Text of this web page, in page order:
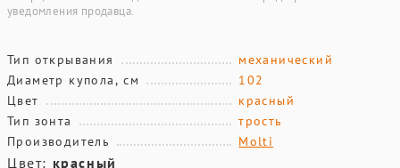
уведомления продавца.
Тип открывания
механический
Диаметр купола, см
102
Цвет
красный
Тип зонта
трость
Производитель
Molti
Цвет: красный